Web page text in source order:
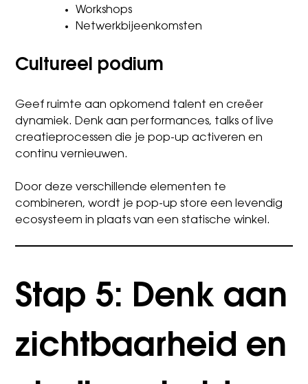
Workshops
Netwerkbijeenkomsten
Cultureel podium
Geef ruimte aan opkomend talent en creëer
dynamiek. Denk aan performances, talks of live
creatieprocessen die je pop-up activeren en
continu vernieuwen.
Door deze verschillende elementen te
combineren, wordt je pop-up store een levendig
ecosysteem in plaats van een statische winkel.
Stap 5: Denk aan
zichtbaarheid en